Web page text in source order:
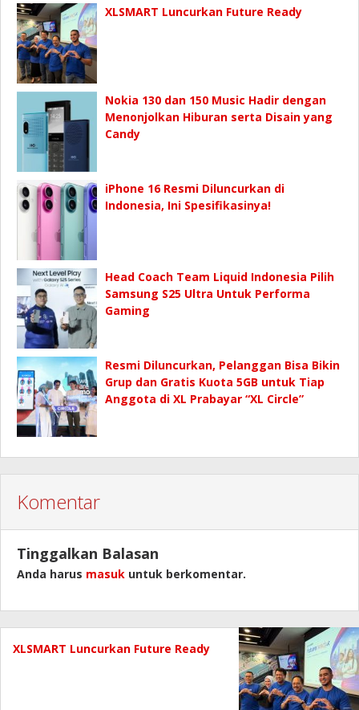
XLSMART Luncurkan Future Ready
Nokia 130 dan 150 Music Hadir dengan
Menonjolkan Hiburan serta Disain yang
Candy
iPhone 16 Resmi Diluncurkan di
Indonesia, Ini Spesifikasinya!
Head Coach Team Liquid Indonesia Pilih
Samsung S25 Ultra Untuk Performa
Gaming
Resmi Diluncurkan, Pelanggan Bisa Bikin
Grup dan Gratis Kuota 5GB untuk Tiap
Anggota di XL Prabayar “XL Circle”
Komentar
Tinggalkan Balasan
Anda harus masuk untuk berkomentar.
XLSMART Luncurkan Future Ready